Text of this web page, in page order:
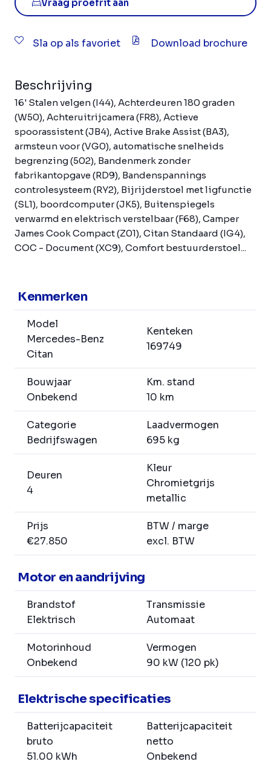
Vraag proefrit aan
Sla op als favoriet Download brochure
Beschrijving
16' Stalen velgen (I44), Achterdeuren 180 graden
(W50), Achteruitrijcamera (FR8), Actieve
spoorassistent (JB4), Active Brake Assist (BA3),
armsteun voor (VG0), automatische snelheids
begrenzing (502), Bandenmerk zonder
fabrikantopgave (RD9), Bandenspannings
controlesysteem (RY2), Bijrijderstoel met ligfunctie
(SL1), boordcomputer (JK5), Buitenspiegels
verwarmd en elektrisch verstelbaar (F68), Camper
James Cook Compact (Z01), Citan Standaard (IG4),
COC - Document (XC9), Comfort bestuurderstoel...
Kenmerken
Model
Mercedes-Benz
Citan
Kenteken
169749
Bouwjaar
Onbekend
Km. stand
10 km
Categorie
Bedrijfswagen
Laadvermogen
695 kg
Deuren
4
Kleur
Chromietgrijs
metallic
Prijs
€27.850
BTW / marge
excl. BTW
Motor en aandrijving
Brandstof
Elektrisch
Transmissie
Automaat
Motorinhoud
Onbekend
Vermogen
90 kW (120 pk)
Elektrische specificaties
Batterijcapaciteit
bruto
51.00 kWh
Batterijcapaciteit
netto
Onbekend